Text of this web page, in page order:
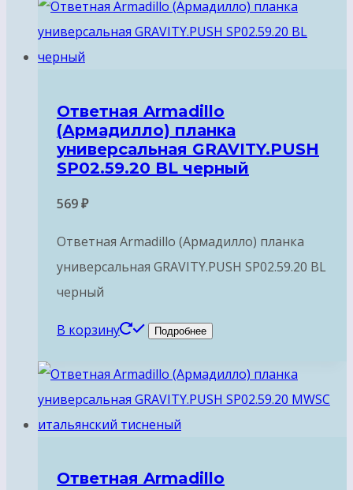
Ответная Armadillo
(Армадилло) планка
универсальная GRAVITY.PUSH
SP02.59.20 BL черный
569₽
Ответная Armadillo (Армадилло) планка
универсальная GRAVITY.PUSH SP02.59.20 BL
черный
В корзину Подробнее
Ответная Armadillo